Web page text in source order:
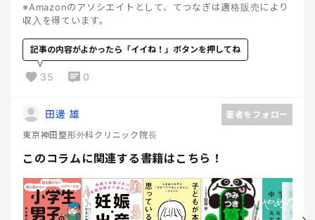
※Amazonのアソシエイトとして、てつなぎは適格販売により
収入を得ています。
記事の内容がよかったら「イイね！」ボタンを押してね
35 0
田邊 雄
著者をフォロー
東京神田整形外科クリニック院長
このコラムに関連する書籍はこちら！